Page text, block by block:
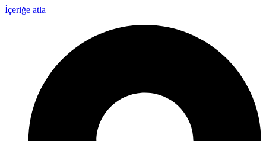
İçeriğe atla